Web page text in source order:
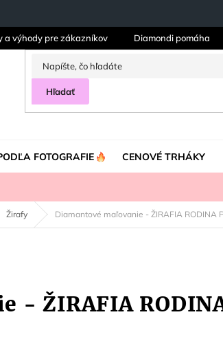
a výhody pre zákazníkov Diamondi pomáha
Hľadať
FOTOGRAFIE CENOVÉ TRHÁKY
Žirafy Diamantové maľovanie - ŽIRAFIA RODINA
- ŽIRAFIA